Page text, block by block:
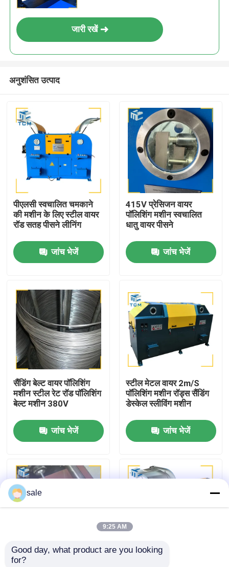
उत्पाद
हमारे बारे में
कारखाने का दौरा
गुणवत्ता नियंत्रण
हमसे संपर्क करें
समाचार
मामले
एक उद्धरण का अनुरोध करें
टैंक पॉलिशिंग मशीन
जारी रखें
अनुशंसित उत्पाद
पीएलसी स्वचालित चमकाने
की मशीन के लिए स्टील वायर
रॉड सतह पीसने लीनिंग
जांच भेजें
415V प्रेसिजन वायर
पॉलिशिंग मशीन स्वचालित
धातु वायर पीसने
जांच भेजें
सैंडिंग बेल्ट वायर पॉलिशिंग
मशीन स्टील रेट रॉड पॉलिशिंग
बेल्ट मशीन 380V
जांच भेजें
स्टील मेटल वायर 2m/S
पॉलिशिंग मशीन रॉड्स सैंडिंग
डेस्केल स्लीविंग मशीन
जांच भेजें
स्प्रिंग स्टील रॉड वायर
sale
9:25 AM
Good day, what product are you looking
for?